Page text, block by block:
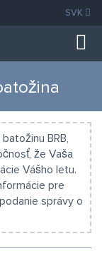
SVK
BRB,
že Vaša
Vášho letu.
pre
správy o